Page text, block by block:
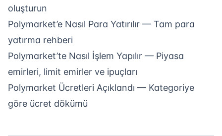
oluşturun
Polymarket’e Nasıl Para Yatırılır — Tam para
yatırma rehberi
Polymarket’te Nasıl İşlem Yapılır — Piyasa
emirleri, limit emirler ve ipuçları
Polymarket Ücretleri Açıklandı — Kategoriye
göre ücret dökümü